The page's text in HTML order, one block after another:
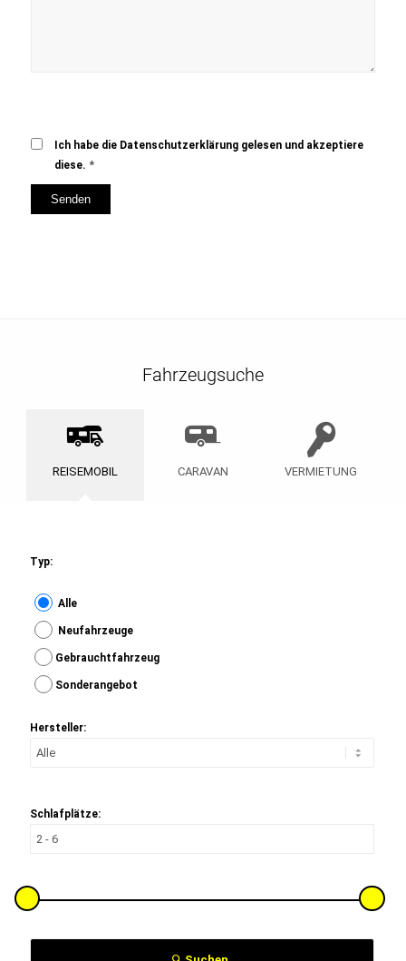
Ich habe die Datenschutzerklärung gelesen und akzeptiere
diese. *
Fahrzeugsuche
REISEMOBIL CARAVAN VERMIETUNG
Typ:
Alle
Neufahrzeuge
Gebrauchtfahrzeug
Sonderangebot
Hersteller:
Schlafplätze: